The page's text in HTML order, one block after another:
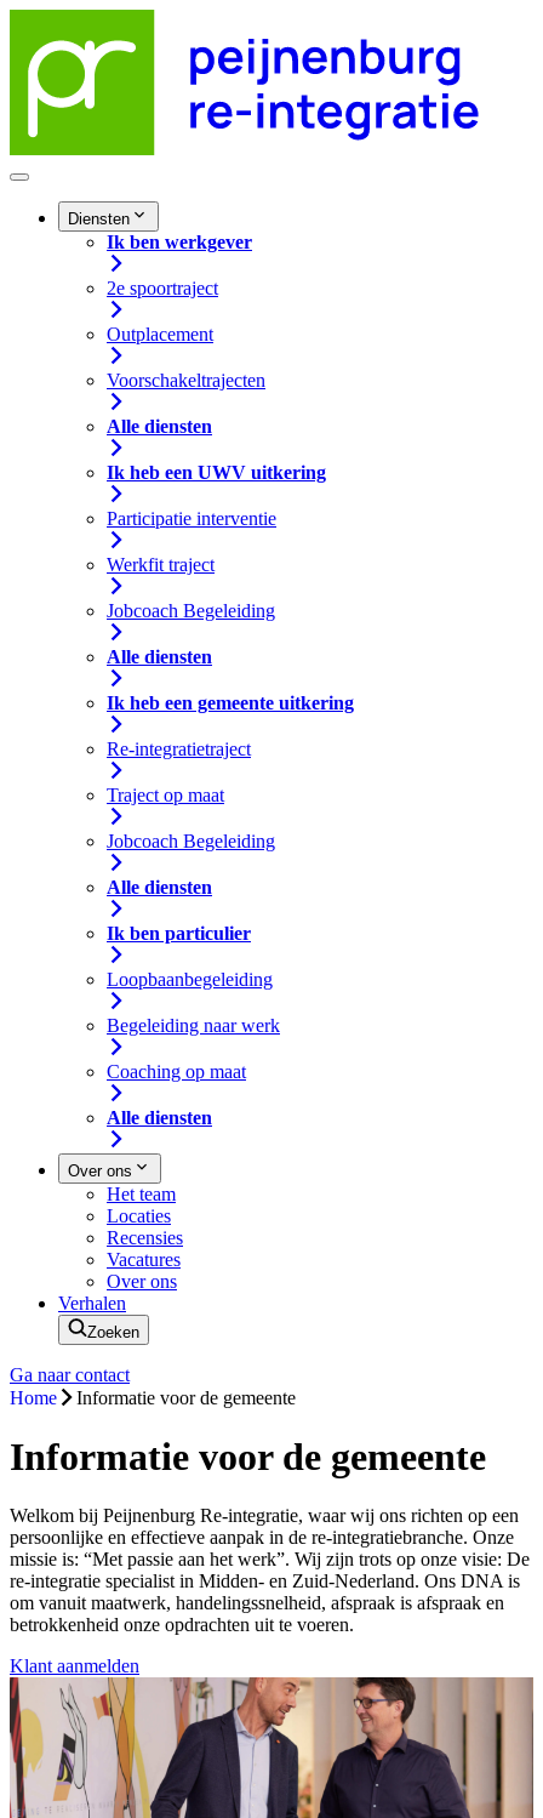
Diensten
Ik ben werkgever
2e spoortraject
Outplacement
Voorschakeltrajecten
Alle diensten
Ik heb een UWV uitkering
Participatie interventie
Werkfit traject
Jobcoach Begeleiding
Alle diensten
Ik heb een gemeente uitkering
Re-integratietraject
Traject op maat
Jobcoach Begeleiding
Alle diensten
Ik ben particulier
Loopbaanbegeleiding
Begeleiding naar werk
Coaching op maat
Alle diensten
Over ons
Het team
Locaties
Recensies
Vacatures
Over ons
Verhalen
Zoeken
Ga naar contact
Home
Informatie voor de gemeente
Informatie voor de gemeente
Welkom bij Peijnenburg Re-integratie, waar wij ons richten op een
persoonlijke en effectieve aanpak in de re-integratiebranche. Onze
missie is: “Met passie aan het werk”. Wij zijn trots op onze visie: De
re-integratie specialist in Midden- en Zuid-Nederland. Ons DNA is
om vanuit maatwerk, handelingssnelheid, afspraak is afspraak en
betrokkenheid onze opdrachten uit te voeren.
Klant aanmelden